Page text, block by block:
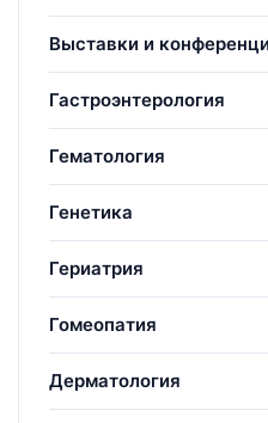
Выставки и
Гастроэнтерология
Гематология
Генетика
Гериатрия
Гомеопатия
Дерматология